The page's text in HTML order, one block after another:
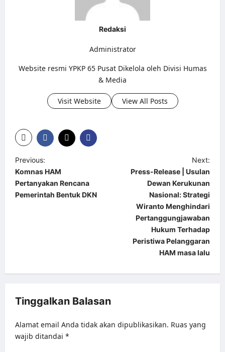
Redaksi
Administrator
Website resmi YPKP 65 Pusat Dikelola oleh Divisi Humas
& Media
Visit Website View All Posts
P
o
s
i
a
i
Previous:
Komnas HAM
Pertanyakan Rencana
Pemerintah Bentuk DKN
Next:
Press-Release | Usulan
Dewan Kerukunan
Nasional: Strategi
Wiranto Menghindari
Pertanggungjawaban
Hukum Terhadap
Peristiwa Pelanggaran
HAM masa lalu
Tinggalkan Balasan
Alamat email Anda tidak akan dipublikasikan. Ruas yang
wajib ditandai *